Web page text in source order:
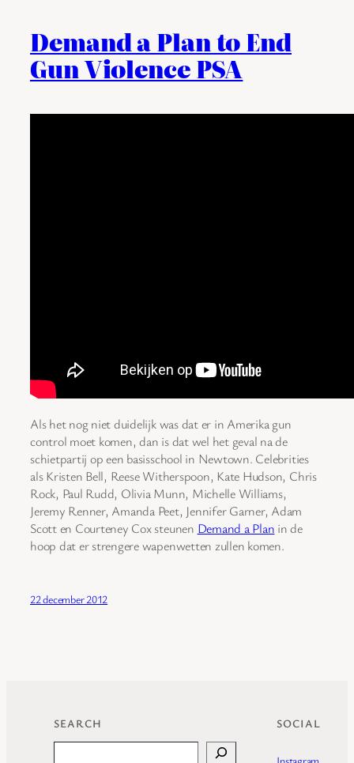
Demand a Plan to End
Gun Violence PSA
Als het nog niet duidelijk was dat er in Amerika gun
control moet komen, dan is dat wel het geval na de
schietpartij op een basisschool in Newtown. Celebrities
als Kristen Bell, Reese Witherspoon, Kate Hudson, Chris
Rock, Paul Rudd, Olivia Munn, Michelle Williams,
Jeremy Renner, Amanda Peet, Jennifer Garner, Adam
Scott en Courteney Cox steunen Demand a Plan in de
hoop dat er strengere wapenwetten zullen komen.
22 december 2012
SEARCH SOCIAL
Instagram